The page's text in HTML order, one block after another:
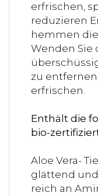
erfrischen,
reduzieren
hemmen
Wenden Sie
zu
erfrischen.
Enthält die
bio-
Aloe Vera-
glättend
reich an